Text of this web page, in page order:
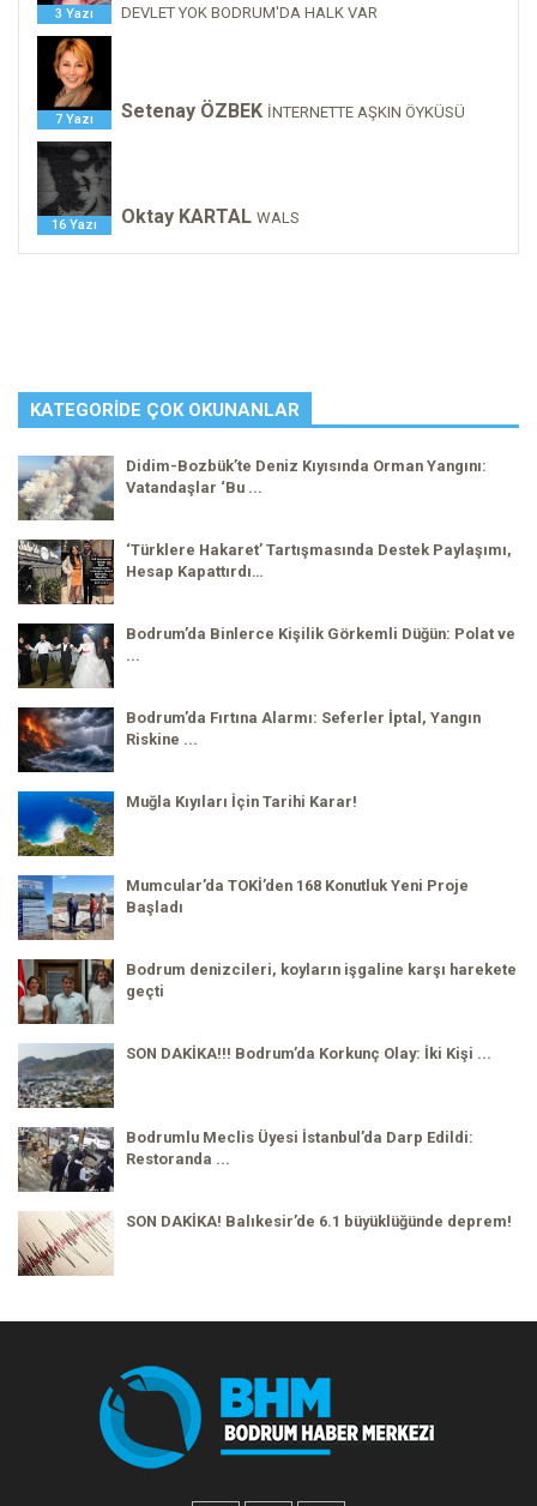
3 Yazı DEVLET YOK BODRUM'DA HALK VAR
7 Yazı Setenay ÖZBEK İNTERNETTE AŞKIN ÖYKÜSÜ
16 Yazı Oktay KARTAL WALS
KATEGORIDE ÇOK OKUNANLAR
Didim-Bozbük’te Deniz Kıyısında Orman Yangını:
Vatandaşlar ‘Bu ...
‘Türklere Hakaret’ Tartışmasında Destek Paylaşımı,
Hesap Kapattırdı…
Bodrum’da Binlerce Kişilik Görkemli Düğün: Polat ve
...
Bodrum’da Fırtına Alarmı: Seferler İptal, Yangın
Riskine ...
Muğla Kıyıları İçin Tarihi Karar!
Mumcular’da TOKİ’den 168 Konutluk Yeni Proje
Başladı
Bodrum denizcileri, koyların işgaline karşı harekete
geçti
SON DAKİKA!!! Bodrum’da Korkunç Olay: İki Kişi ...
Bodrumlu Meclis Üyesi İstanbul’da Darp Edildi:
Restoranda ...
SON DAKİKA! Balıkesir’de 6.1 büyüklüğünde deprem!